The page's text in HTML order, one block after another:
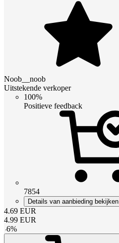
Noob__noob
Uitstekende verkoper
100%
Positieve feedback
7854
Details van aanbieding bekijken
4.69 EUR
4.99 EUR
-6%